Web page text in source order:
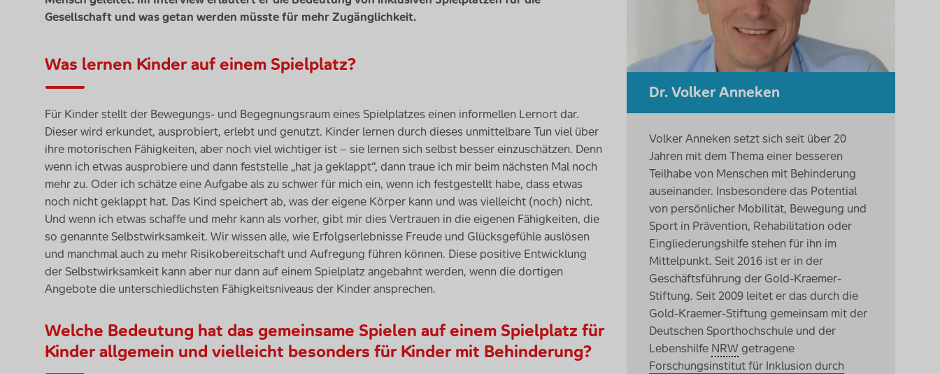
Gesellschaft und was getan werden müsste für mehr Zugänglichkeit.
Was lernen Kinder auf einem Spielplatz?
Für Kinder stellt der Bewegungs- und Begegnungsraum eines Spielplatzes einen informellen Lernort dar.
Dieser wird erkundet, ausprobiert, erlebt und genutzt. Kinder lernen durch dieses unmittelbare Tun viel über
ihre motorischen Fähigkeiten, aber noch viel wichtiger ist – sie lernen sich selbst besser einzuschätzen. Denn
wenn ich etwas ausprobiere und dann feststelle „hat ja geklappt“, dann traue ich mir beim nächsten Mal noch
mehr zu. Oder ich schätze eine Aufgabe als zu schwer für mich ein, wenn ich festgestellt habe, dass etwas
noch nicht geklappt hat. Das Kind speichert ab, was der eigene Körper kann und was vielleicht (noch) nicht.
Und wenn ich etwas schaffe und mehr kann als vorher, gibt mir dies Vertrauen in die eigenen Fähigkeiten, die
so genannte Selbstwirksamkeit. Wir wissen alle, wie Erfolgserlebnisse Freude und Glücksgefühle auslösen
und manchmal auch zu mehr Risikobereitschaft und Aufregung führen können. Diese positive Entwicklung
der Selbstwirksamkeit kann aber nur dann auf einem Spielplatz angebahnt werden, wenn die dortigen
Angebote die unterschiedlichsten Fähigkeitsniveausder Kinder ansprechen.
Welche Bedeutung hat das gemeinsame Spielen auf einem Spielplatz für
Kinder allgemein und vielleicht besonders für Kinder mit Behinderung?
Dr. Volker Anneken
Volker Anneken setzt sich seit über 20
Jahren mit dem Thema einer besseren
Teilhabe von Menschen mit Behinderung
auseinander. Insbesondere das Potential
von persönlicher Mobilität, Bewegung und
Sport in Prävention, Rehabilitation oder
Eingliederungshilfe stehen für ihn im
Mittelpunkt. Seit 2016 ist er in der
Geschäftsführung der Gold-Kraemer-
Stiftung. Seit 2009 leitet er das durch die
Gold-Kraemer-Stiftung gemeinsam mit der
Deutschen Sporthochschule und der
Lebenshilfe NRW getragene
Forschungsinstitut für Inklusion durch